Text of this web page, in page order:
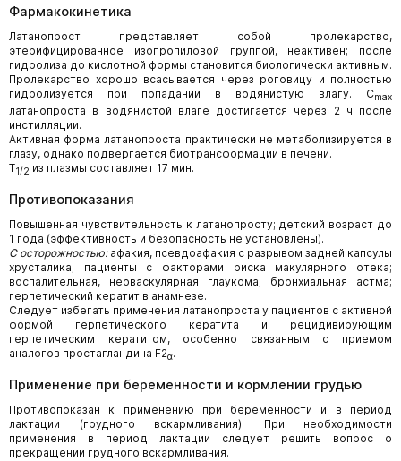
Фармакокинетика
Латанопрост представляет собой пролекарство,
этерифицированное изопропиловой группой, неактивен; после
гидролиза до кислотной формы становится биологически активным.
Пролекарство хорошо всасывается через роговицу и полностью
гидролизуется при попадании в водянистую влагу. Cmax
латанопроста в водянистой влаге достигается через 2 ч после
инстилляции.
Активная форма латанопроста практически не метаболизируется в
глазу, однако подвергается биотрансформации в печени.
T1/2 из плазмы составляет 17 мин.
Противопоказания
Повышенная чувствительность к латанопросту; детский возраст до
1 года (эффективность и безопасность не установлены).
С осторожностью:афакия, псевдоафакия с разрывом задней капсулы
хрусталика; пациенты с факторами риска макулярного отека;
воспалительная, неоваскулярная глаукома; бронхиальная астма;
герпетический кератит в анамнезе.
Следует избегать применения латанопроста у пациентов с активной
формой герпетического кератита и рецидивирующим
герпетическим кератитом, особенно связанным с приемом
аналогов простагландина F2α.
Применение при беременности и кормлении грудью
Противопоказан к применению при беременности и в период
лактации (грудного вскармливания). При необходимости
применения в период лактации следует решить вопрос о
прекращении грудного вскармливания.